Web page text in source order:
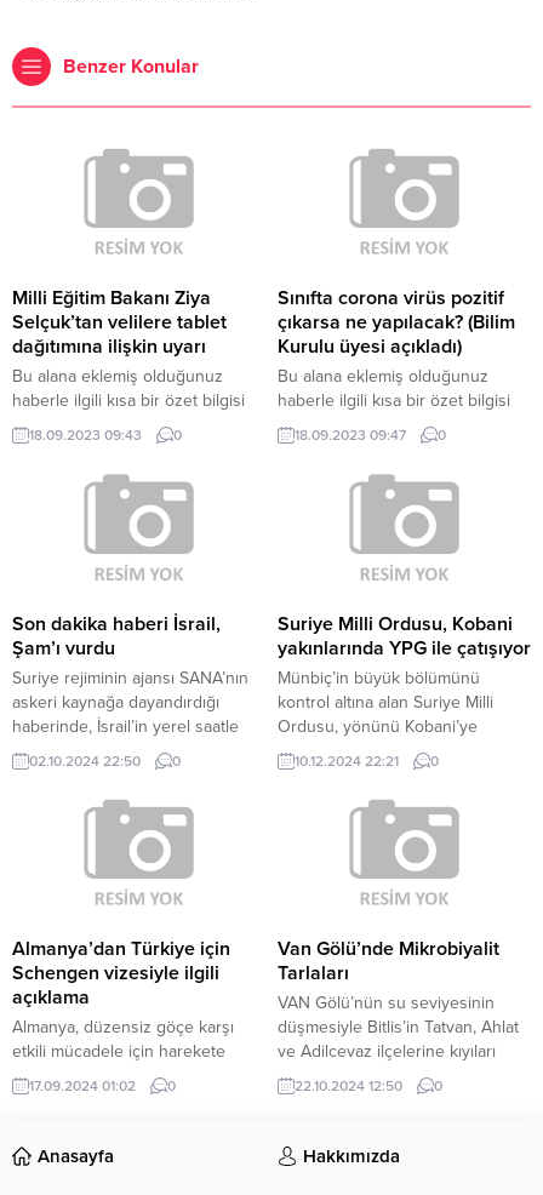
Benzer Konular
Milli Eğitim Bakanı Ziya
Selçuk’tan velilere tablet
dağıtımına ilişkin uyarı
Bu alana eklemiş olduğunuz
haberle ilgili kısa bir özet bilgisi
ekleyebilirsiniz. Bu metin yazı
düzenleme sayfasında “Özet”
bölümünden eklenebilir. Özet
eklenmişse başlık altında kalın
olarak bu şekilde gösterilir,
eklenmemişse bu alan boş kalır.
18.09.2023 09:43 0
Sınıfta corona virüs pozitif
çıkarsa ne yapılacak? (Bilim
Kurulu üyesi açıkladı)
Bu alana eklemiş olduğunuz
haberle ilgili kısa bir özet bilgisi
ekleyebilirsiniz. Bu metin yazı
düzenleme sayfasında “Özet”
bölümünden eklenebilir. Özet
eklenmişse başlık altında kalın
olarak bu şekilde gösterilir,
eklenmemişse bu alan boş kalır.
18.09.2023 09:47 0
Son dakika haberi İsrail,
Şam’ı vurdu
Suriye rejiminin ajansı SANA’nın
askeri kaynağa dayandırdığı
haberinde, İsrail’in yerel saatle
17.25 sularında Mezze
Mahallesi’ndeki bir binayı hava
saldırısıyla hedef aldığı iddia
edildi. Haberde, “Saldırıda 3 sivil
hayatını kaybetti, 3 sivil yaralandı.
Bölgede maddi hasar oluştu.”
ifadesi kullanıldı. İsrail güçlerinin
fazla askeri noktaya hava
saldırıları...
02.10.2024 22:50 0
Suriye Milli Ordusu, Kobani
yakınlarında YPG ile çatışıyor
Münbiç’in büyük bölümünü
kontrol altına alan Suriye Milli
Ordusu, yönünü Kobani’ye
çevirdi. Kobani ile Münbiç
arasındaki kırsalda yer alan Tişrin
Barajı yakınlarında Suriye Milli
Ordusu ile YPG terör örgütü
arasında şiddetli çatışmalar
yaşanıyor. Tişrin Barajı ve
Karakozak köyü yakınlarında
bir ilerleme kaydedilemedi ancak
Suriye Milli Ordusunun
hedefinin...
10.12.2024 22:21 0
Almanya’dan Türkiye için
Schengen vizesiyle ilgili
açıklama
Almanya, düzensiz göçe karşı
etkili mücadele için harekete
geçti… Almanya, düzensiz göçle
mücadeleyi gerekçe göstererek
pasaport kontrolü uygulamasına
17.09.2024 01:02 0
Van Gölü’nde Mikrobiyalit
Tarlaları
VAN Gölü’nün su seviyesinin
düşmesiyle Bitlis’in Tatvan, Ahlat
ve Adilcevaz ilçelerine kıyıları
mikrobiyalit tarlasına döndü. Bitlis
Eren Üniversitesi (BEÜ) Rektörü
yıllarda küresel ısınmayla birlikte
22.10.2024 12:50 0
Anasayfa Hakkımızda